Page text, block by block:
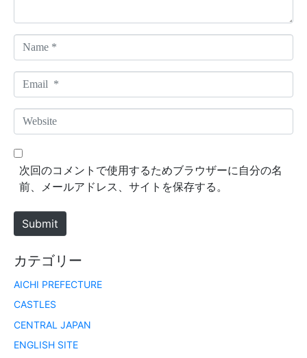
a
m
*
m
a
*
W
e
b
e
次回のコメントで使用するためブラウザーに自分の名
前、メールアドレス、サイトを保存する。
Submit
カテゴリー
AICHI PREFECTURE
CASTLES
CENTRAL JAPAN
ENGLISH SITE